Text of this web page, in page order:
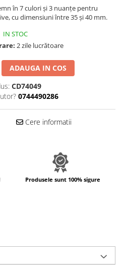
în 7 culori și 3 nuanțe pentru
cu dimensiuni între 35 și 40 mm.
IN STOC
2 zile lucrătoare
ADAUGA IN COS
CD74049
0744490286
Cere informatii
Produsele sunt 100% sigure